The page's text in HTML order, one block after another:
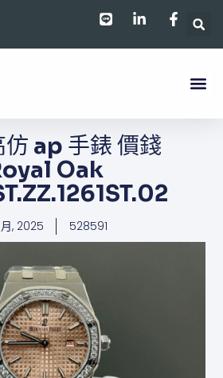
ap 手錶 價錢​​​
Oak​​​
月, 2025 528591